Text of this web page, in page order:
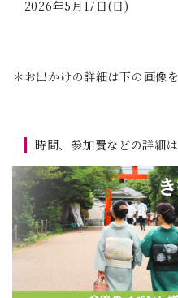
2026年5月17日(日)
＊お出かけの詳細は下の画像
時間、参加費などの詳細